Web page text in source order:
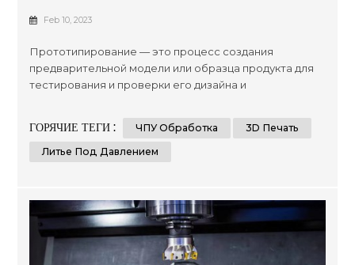
Для Прототипирования?
Feb 10, 2023
Прототипирование — это процесс создания
предварительной модели или образца продукта для
тестирования и проверки его дизайна и
проекты перед переходом к массовому
производству, снижая риск дорогостоящих ошибок и
использованием различны...
ГОРЯЧИЕ ТЕГИ : ЧПУ Обработка
3D Печать
Литье Под Давлением